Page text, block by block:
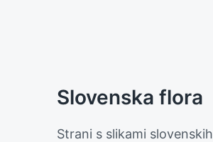
Slovenska flora
Strani s slikami slovenskih